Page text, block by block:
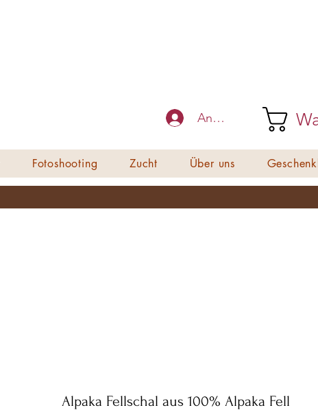
Anmelden
Fotoshooting Zucht Über uns
Alpaka Fellschal aus 100% Alpaka Fell